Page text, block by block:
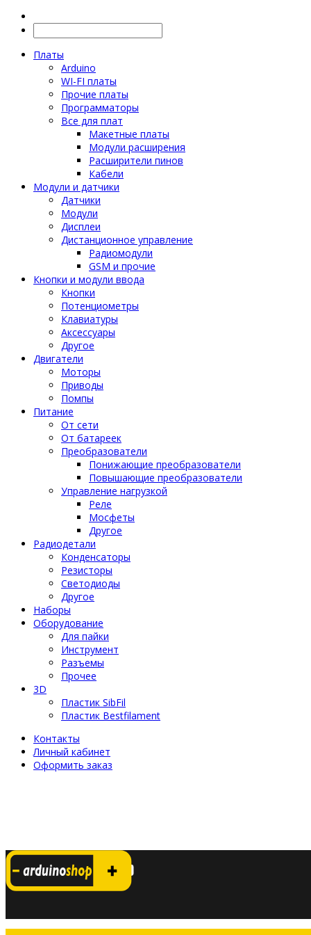
Платы
Arduino
WI-FI платы
Прочие платы
Программаторы
Все для плат
Макетные платы
Модули расширения
Расширители пинов
Кабели
Модули и датчики
Датчики
Модули
Дисплеи
Дистанционное управление
Радиомодули
GSM и прочие
Кнопки и модули ввода
Кнопки
Потенциометры
Клавиатуры
Аксессуары
Другое
Двигатели
Моторы
Приводы
Помпы
Питание
От сети
От батареек
Преобразователи
Понижающие преобразователи
Повышающие преобразователи
Управление нагрузкой
Реле
Мосфеты
Другое
Радиодетали
Конденсаторы
Резисторы
Светодиоды
Другое
Наборы
Оборудование
Для пайки
Инструмент
Разъемы
Прочее
3D
Пластик SibFil
Пластик Bestfilament
Контакты
Личный кабинет
Оформить заказ